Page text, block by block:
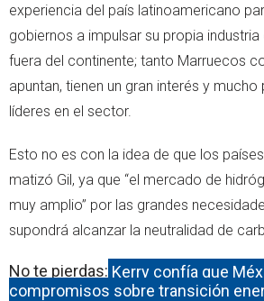
experiencia del país latinoamericano
gobiernos a impulsar su propia
fuera del continente; tanto Marruecos
apuntan, tienen un gran interés y
líderes en el sector.
Esto no es con la idea de que los
matizó Gil, ya que “el mercado de
muy amplio” por las grandes
supondrá alcanzar la neutralidad de
No te pierdas: Kerry confía que
compromisos sobre transición